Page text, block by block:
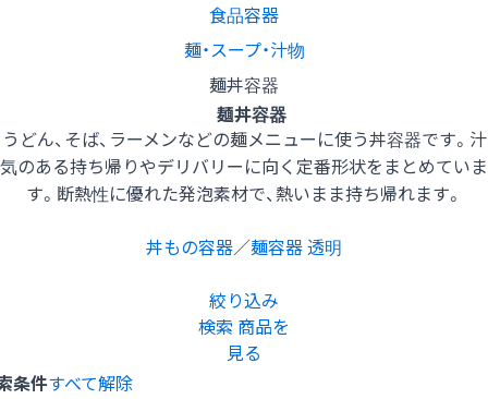
食品容器
麺・スープ・汁物
麺丼容器
麺丼容器
うどん、そば、ラーメンなどの麺メニューに使う丼容器です。汁
気のある持ち帰りやデリバリーに向く定番形状をまとめていま
す。断熱性に優れた発泡素材で、熱いまま持ち帰れます。
丼もの容器／麺容器 透明
絞り込み
検索 商品を
見る
条件すべて解除